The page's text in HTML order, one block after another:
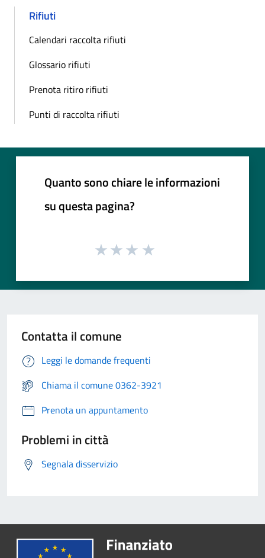
Rifiuti
Calendari raccolta rifiuti
Glossario rifiuti
Prenota ritiro rifiuti
Punti di raccolta rifiuti
Quanto sono chiare le informazioni
su questa pagina?
Contatta il comune
Leggi le domande frequenti
Chiama il comune 0362-3921
Prenota un appuntamento
Problemi in città
Segnala disservizio